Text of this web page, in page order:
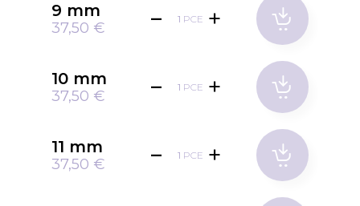
9 mm
37,50 €
PCE
10 mm
37,50 €
PCE
11 mm
37,50 €
PCE